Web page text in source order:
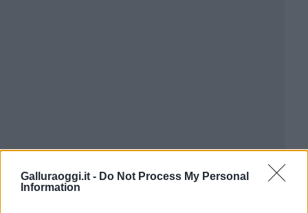
Galluraoggi.it - Do Not Process My Personal
Information